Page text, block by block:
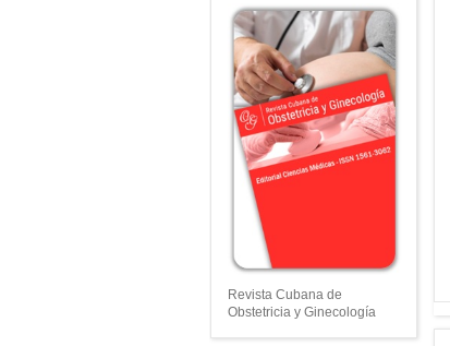
Revista Cubana de
Obstetricia y Ginecología